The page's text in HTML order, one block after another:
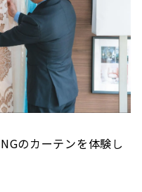
のカーテンを体験し